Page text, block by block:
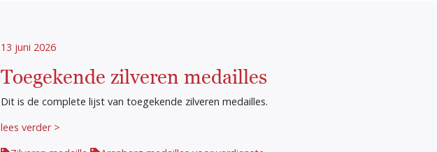
13 juni 2026
Toegekende zilveren medailles
Dit is de complete lijst van toegekende zilveren medailles.
lees verder >